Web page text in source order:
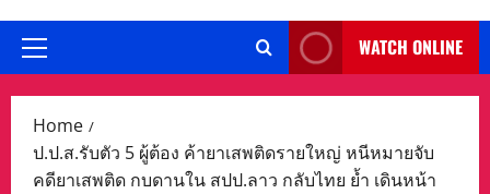
Primary
WATCH ONLINE
Home
ป.ป.ส.รับตัว 5 ผู้ต้อง ค้ายาเสพติดรายใหญ่ หนีหมายจับ
คดียาเสพติด กบดานใน สปป.ลาว กลับไทย ย้ำ เดินหน้า